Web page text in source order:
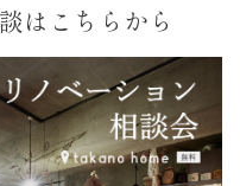
はこちらから